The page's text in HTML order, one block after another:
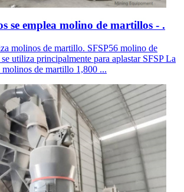
se emplea molino de martillos - .
molinos de martillo. SFSP56 molino de
utiliza principalmente para aplastar SFSP La
molinos de martillo 1,800 ...